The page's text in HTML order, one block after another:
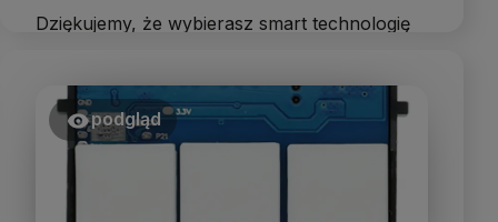
Dziękujemy, że wybierasz smart technologię
podgląd